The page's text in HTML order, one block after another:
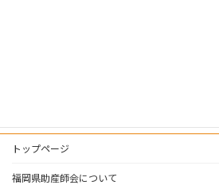
トップページ
福岡県助産師会について